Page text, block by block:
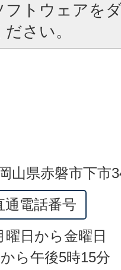
フトウェアを
さい。
山県赤磐市下市
通電話番号
曜日から金曜日
ら午後5時15分